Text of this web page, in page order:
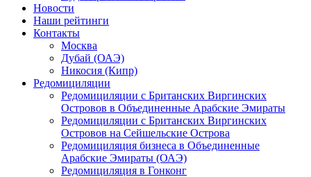
Новости
Наши рейтинги
Контакты
Москва
Дубай (ОАЭ)
Никосия (Кипр)
Редомициляции
Редомициляции с Британских Виргинских
Островов в Объединенные Арабские Эмираты
Редомициляции с Британских Виргинских
Островов на Сейшельские Острова
Редомициляция бизнеса в Объединенные
Арабские Эмираты (ОАЭ)
Редомициляция в Гонконг